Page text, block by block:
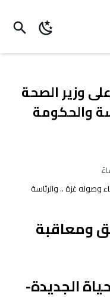
وزير الصحة
والحكومة
ومعاقبة
الجديدة-